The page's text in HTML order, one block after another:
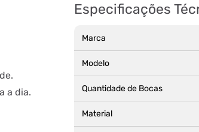
a dia.
Especificações
Marca
Modelo
Quantidade de Bocas
Material